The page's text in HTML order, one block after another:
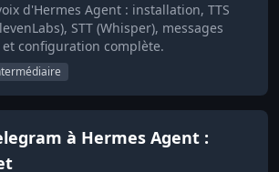
d'Hermes Agent : installation, TTS
STT (Whisper), messages
et configuration complète.
à Hermes Agent :